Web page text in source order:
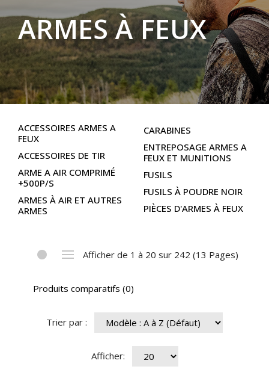
ARMES À FEUX
ACCESSOIRES ARMES A
FEUX
ACCESSOIRES DE TIR
ARME A AIR COMPRIMÉ
+500P/S
ARMES À AIR ET AUTRES
ARMES
CARABINES
ENTREPOSAGE ARMES A
FEUX ET MUNITIONS
FUSILS
FUSILS À POUDRE NOIR
PIÈCES D'ARMES À FEUX
Afficher de 1 à 20 sur 242 (13 Pages)
Produits comparatifs (0)
Trier par :
Afficher: